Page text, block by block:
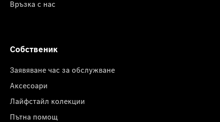
Връзка с нас
Собственик
Заявяване час за обслужване
Аксесоари
Лайфстайл колекции
Пътна помощ